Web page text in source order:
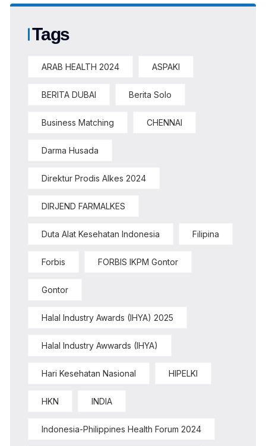
Tags
ARAB HEALTH 2024 ASPAKI
BERITA DUBAI Berita Solo
Business Matching CHENNAI
Darma Husada
Direktur Prodis Alkes 2024
DIRJEND FARMALKES
Duta Alat Kesehatan Indonesia Filipina
Forbis FORBIS IKPM Gontor
Gontor
Halal Industry Awards (IHYA) 2025
Halal Industry Awwards (IHYA)
Hari Kesehatan Nasional HIPELKI
HKN INDIA
Indonesia-Philippines Health Forum 2024